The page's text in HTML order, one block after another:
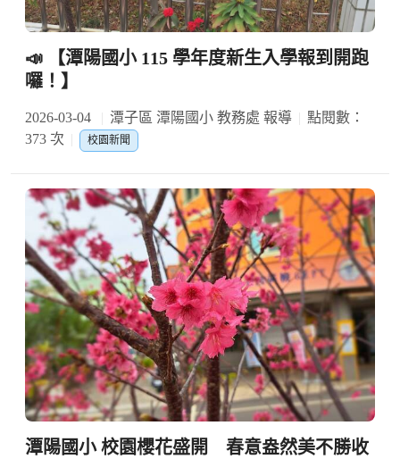
​📣 【潭陽國小 115 學年度新生入學報到開跑
囉！】
2026-03-04 潭子區 潭陽國小 教務處 報導
點閱數：
373 次
校園新聞
潭陽國小 校園櫻花盛開 春意盎然美不勝收